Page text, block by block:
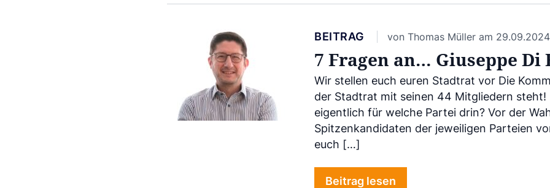
BEITRAG von Thomas Müller am 29.09.2024
7 Fragen an… Giuseppe Di
Wir stellen euch euren Stadtrat vor Die
der Stadtrat mit seinen 44 Mitgliedern
eigentlich für welche Partei drin? Vor der
Spitzenkandidaten der jeweiligen Parteien
euch […]
Beitrag lesen